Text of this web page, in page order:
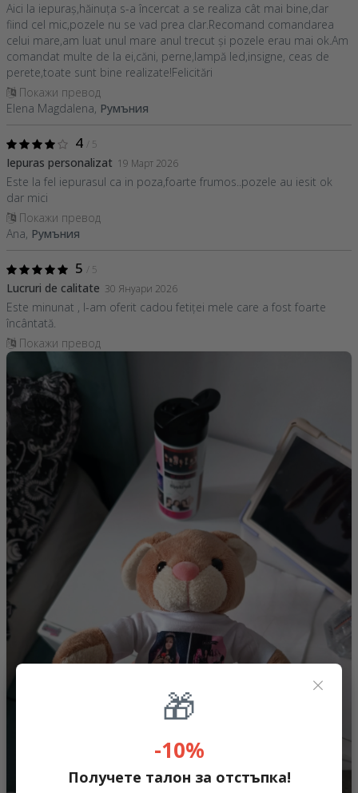
Aici la iepuraș,hăinuța s-a încercat a se realiza cât mai bine,dar
fiind cel mic,pozele nu se vad prea clar.Recomand comandarea
celui mare,am luat unul mare anul trecut și pozele erau mai ok.Am
comandat multe de la ei,căni, perne,lampă led,insigne, ceas de
perete,toate sunt bine realizate!Felicitări
Покажи превод
Elena Magdalena, Румъния
4 / 5
Iepuras personalizat 19 Март 2026
Este la fel iepurasul ca in poza,foarte frumos..pozele au iesit ok
dar mici
Покажи превод
Ana, Румъния
5 / 5
Lucruri de calitate 30 Януари 2026
Este minunat , l-am oferit cadou fetiței mele care a fost foarte
încântată.
Покажи превод
×
🎁
-10%
Получете талон за отстъпка!